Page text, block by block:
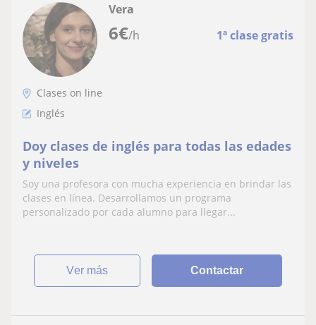
6€/h 1ª clase gratis
Vera
Clases on line
Inglés
Doy clases de inglés para todas las edades
y niveles
Soy una profesora con mucha experiencia en brindar las
clases en línea. Desarrollamos un programa
personalizado por cada alumno para llegar...
ver más Contactar